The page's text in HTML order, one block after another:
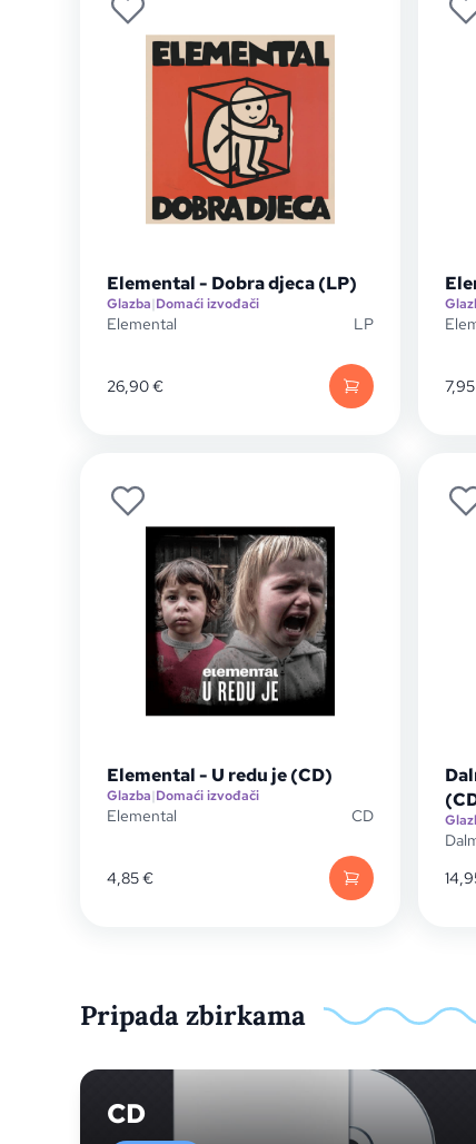
Elemental - Dobra djeca (LP)
Glazba|Domaći izvođači
Elemental LP
26,90€ 7,95
Elemental - U redu je (CD)
Glazba|Domaći izvođači
Elemental CD
4,85€
Pripada zbirkama
CD